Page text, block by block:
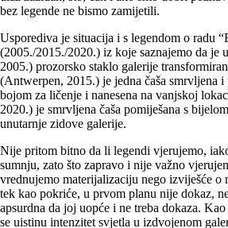
bez legende ne bismo zamijetili.
Usporediva je situacija i s legendom o radu
(2005./2015./2020.) iz koje saznajemo da je
2005.) prozorsko staklo galerije
(Antwerpen, 2015.) je jedna čaša smrvljena
bojom za ličenje i nanesena na vanjskoj
2020.) je smrvljena čaša pomiješana s
unutarnje zidove galerije.
Nije pritom bitno da li legendi vjerujemo,
sumnju, zato što zapravo i nije važno
vrednujemo materijalizaciju nego izviješće o
tek kao pokriće, u prvom planu nije dokaz,
apsurdna da joj uopće i ne treba dokaza.
se uistinu intenzitet svjetla u izdvojenom